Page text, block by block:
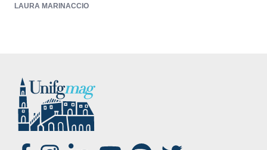
LAURA MARINACCIO
SOCIAL